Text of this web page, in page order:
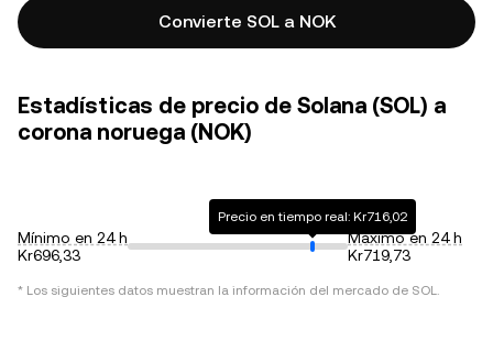
Convierte SOL a NOK
Estadísticas de precio de Solana (SOL) a
corona noruega (NOK)
Mínimo en 24 h
Kr696,33
Precio en tiempo real: Kr716,02
Máximo en 24 h
Kr719,73
* Los siguientes datos muestran la información del mercado de SOL.